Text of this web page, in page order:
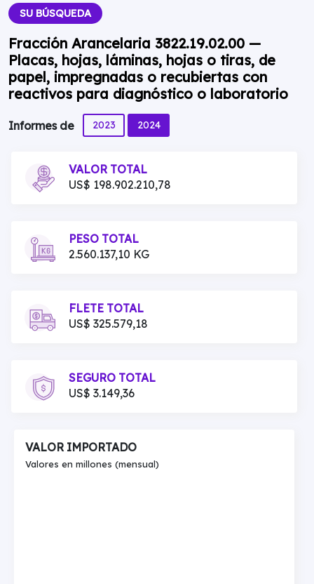
SU BÚSQUEDA
Fracción Arancelaria 3822.19.02.00 —
Placas, hojas, láminas, hojas o tiras, de
papel, impregnadas o recubiertas con
reactivos para diagnóstico o laboratorio
Informes de 2023 2024
VALOR TOTAL
US$ 198.902.210,78
PESO TOTAL
2.560.137,10 KG
FLETE TOTAL
US$ 325.579,18
SEGURO TOTAL
US$ 3.149,36
VALOR IMPORTADO
Valores en millones (mensual)